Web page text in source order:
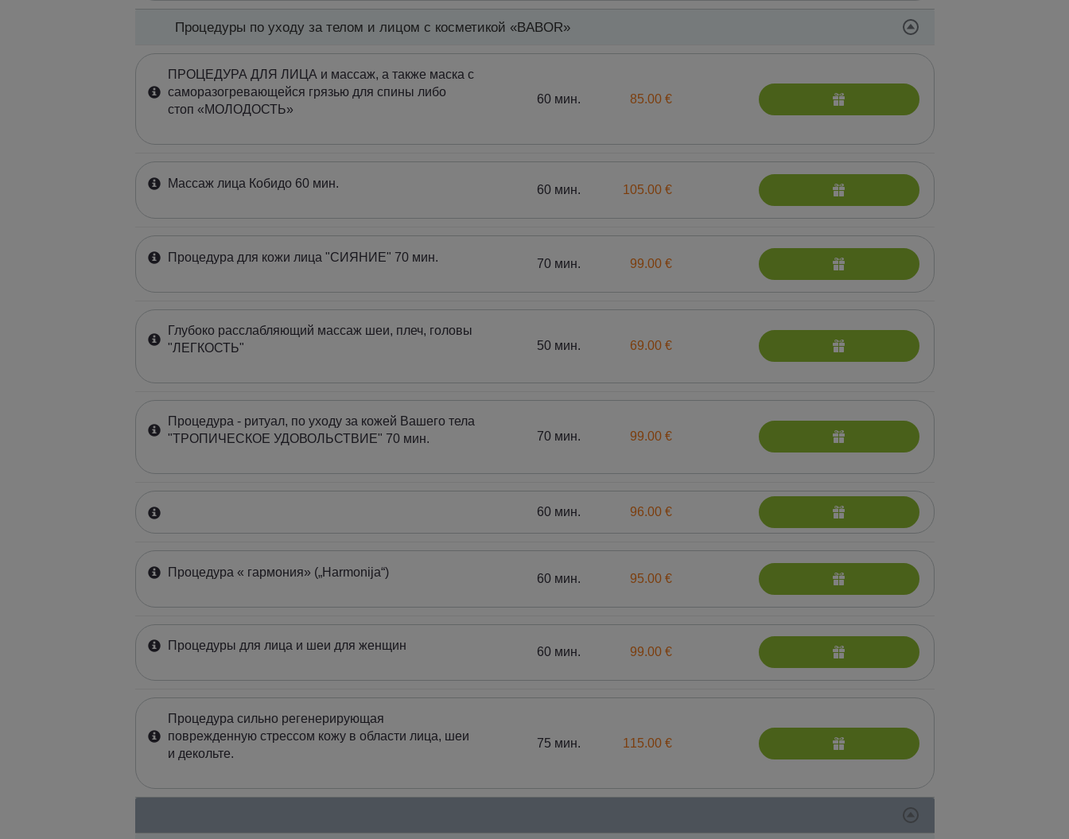
Процедуры по уходу за телом и лицом с косметикой «BABOR»
ПРОЦЕДУРА ДЛЯ ЛИЦА и массаж, а также маска с
саморазогревающейся грязью для спины либо
стоп «МОЛОДОСТЬ»
60 мин. 85.00 €
Массаж лица Кобидо 60 мин. 60 мин. 105.00 €
Процедура для кожи лица "СИЯНИЕ" 70 мин. 70 мин. 99.00 €
Глубоко расслабляющий массаж шеи, плеч, головы
"ЛЕГКОСТЬ"
50 мин. 69.00 €
Процедура - ритуал, по уходу за кожей Вашего тела
"ТРОПИЧЕСКОЕ УДОВОЛЬСТВИЕ" 70 мин.
70 мин. 99.00 €
60 мин. 96.00 €
Процедура « гармония» („Harmonija“) 60 мин. 95.00 €
Процедуры для лица и шеи для женщин 60 мин. 99.00 €
Процедура сильно регенерирующая
поврежденную стрессом кожу в области лица, шеи
и декольте.
75 мин. 115.00 €